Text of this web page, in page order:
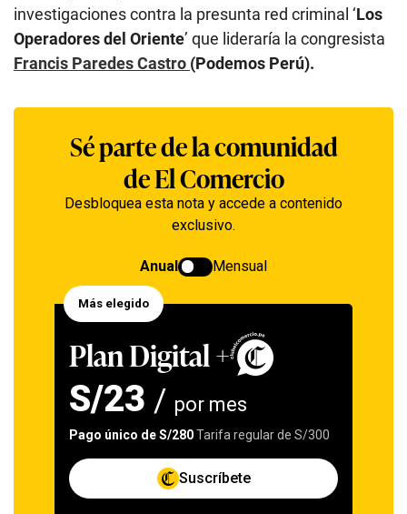
investigaciones contra la presunta red criminal ‘Los
Operadores del Oriente’ que lideraría la congresista
Francis Paredes Castro (Podemos Perú).